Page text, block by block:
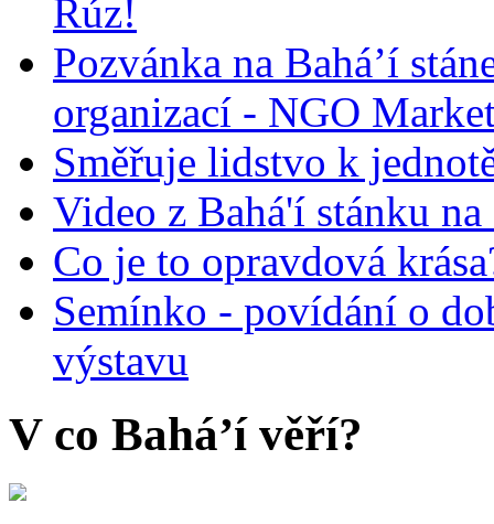
Rúz!
Pozvánka na Bahá’í
organizací - NGO
Směřuje lidstvo k
Video z Bahá'í stánku
Co je to opravdová
Semínko - povídání o
výstavu
V co Bahá’í věří?